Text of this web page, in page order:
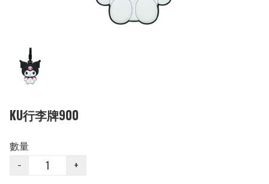
KU行李牌900
數量
−
+